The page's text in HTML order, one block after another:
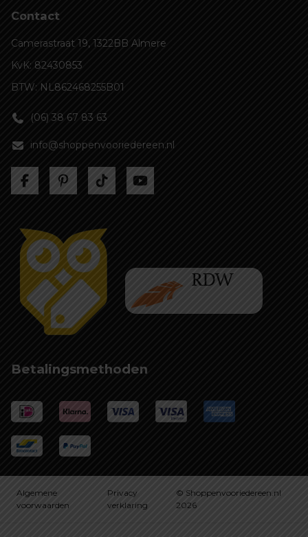
Contact
Camerastraat 19, 1322BB Almere
KvK: 82430853
BTW: NL862468255B01
(06) 38 67 83 63
info@shoppenvooriedereen.nl
Betalingsmethoden
Algemene
voorwaarden
Privacy
verklaring
© Shoppenvooriedereen.nl
2026